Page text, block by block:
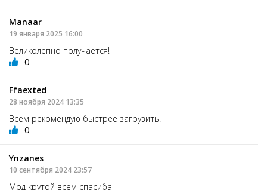
Manaar
19 января 2025 16:00
Великолепно получается!
0
Ffaexted
28 ноября 2024 13:35
Всем рекомендую быстрее загрузить!
0
Ynzanes
10 сентября 2024 23:57
Мод крутой всем спасиба